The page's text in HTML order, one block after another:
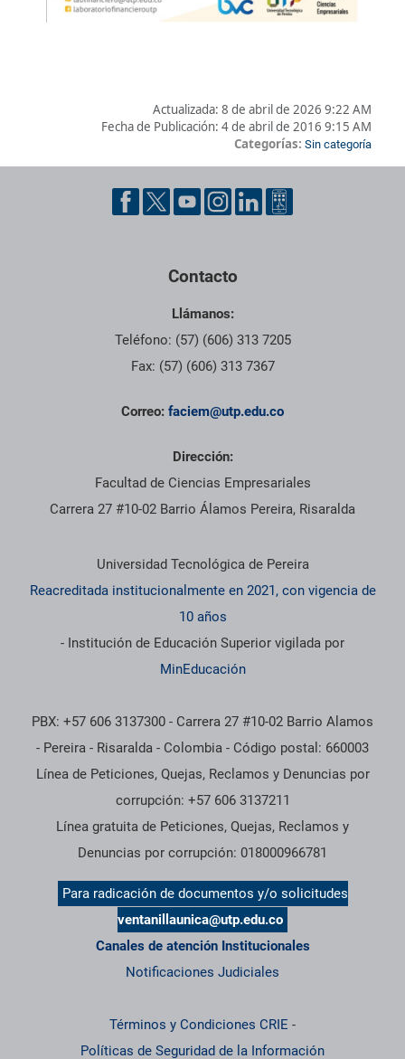
Actualizada: 8 de abril de 2026 9:22 AM
Fecha de Publicación: 4 de abril de 2016 9:15 AM
Categorías: Sin categoría
Pie de página con información de contacto, redes sociales y
Contacto
Llámanos:
Teléfono: (57) (606) 313 7205
Fax: (57) (606) 313 7367
Correo: faciem@utp.edu.co
Dirección:
Facultad de Ciencias Empresariales
Carrera 27 #10-02 Barrio Álamos Pereira, Risaralda
Información institucional
Universidad Tecnológica de Pereira
Reacreditada institucionalmente en 2021, con vigencia de
10 años
- Institución de Educación Superior vigilada por
MinEducación
PBX: +57 606 3137300 - Carrera 27 #10-02 Barrio Alamos
- Pereira - Risaralda - Colombia - Código postal: 660003
Línea de Peticiones, Quejas, Reclamos y Denuncias por
corrupción: +57 606 3137211
Línea gratuita de Peticiones, Quejas, Reclamos y
Denuncias por corrupción: 018000966781
Para radicación de documentos y/o solicitudes
ventanillaunica@utp.edu.co
Canales de atención Institucionales
Notificaciones Judiciales
Términos y Condiciones CRIE -
Políticas de Seguridad de la Información